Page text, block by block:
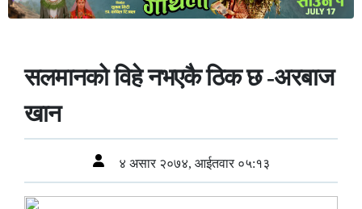
सलमानको विहे नभएकै ठिक छ -अरबाज
खान
४ असार २०७४, आईतवार ०५:१३